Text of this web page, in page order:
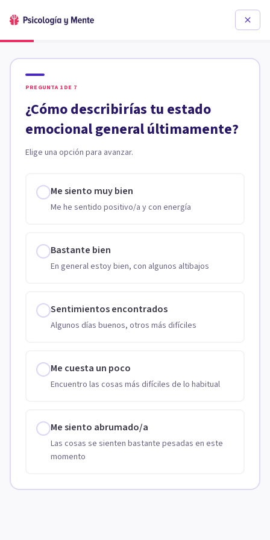
PREGUNTA 1 DE 7
¿Cómo describirías tu estado
emocional general últimamente?
Elige una opción para avanzar.
Me siento muy bien
Me he sentido positivo/a y con energía
Bastante bien
En general estoy bien, con algunos altibajos
Sentimientos encontrados
Algunos días buenos, otros más difíciles
Me cuesta un poco
Encuentro las cosas más difíciles de lo habitual
Me siento abrumado/a
Las cosas se sienten bastante pesadas en este
momento